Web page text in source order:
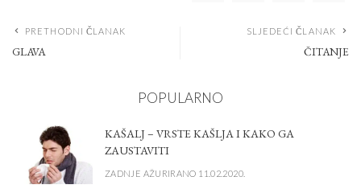
PRETHODNI ČLANAK
GLAVA
SLJEDEĆI ČLANAK
ČITANJE
POPULARNO
KAŠALJ – VRSTE KAŠLJA I KAKO GA
ZAUSTAVITI
ZADNJE AŽURIRANO 11.02.2020.